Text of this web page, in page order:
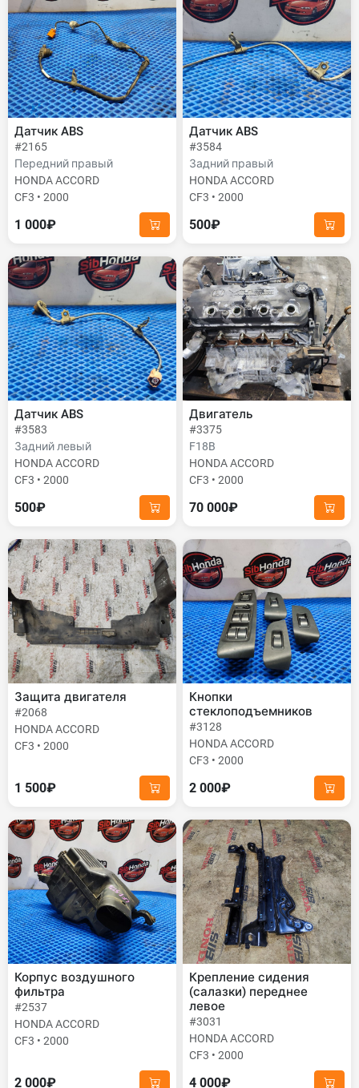
Датчик ABS
#2165
Передний правый
HONDA ACCORD
CF3 • 2000
1 000₽
Датчик ABS
#3584
Задний правый
HONDA ACCORD
CF3 • 2000
500₽
Датчик ABS
#3583
Задний левый
HONDA ACCORD
CF3 • 2000
500₽
Двигатель
#3375
F18B
HONDA ACCORD
CF3 • 2000
70 000₽
Защита двигателя
#2068
HONDA ACCORD
CF3 • 2000
1 500₽
Кнопки
стеклоподъемников
#3128
HONDA ACCORD
CF3 • 2000
2 000₽
Корпус воздушного
фильтра
#2537
HONDA ACCORD
CF3 • 2000
2 000₽
Крепление сидения
(салазки) переднее
левое
#3031
HONDA ACCORD
CF3 • 2000
4 000₽